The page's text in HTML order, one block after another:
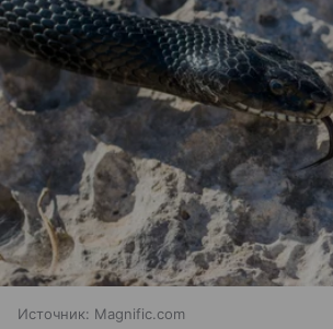
Источник: Magnific.com